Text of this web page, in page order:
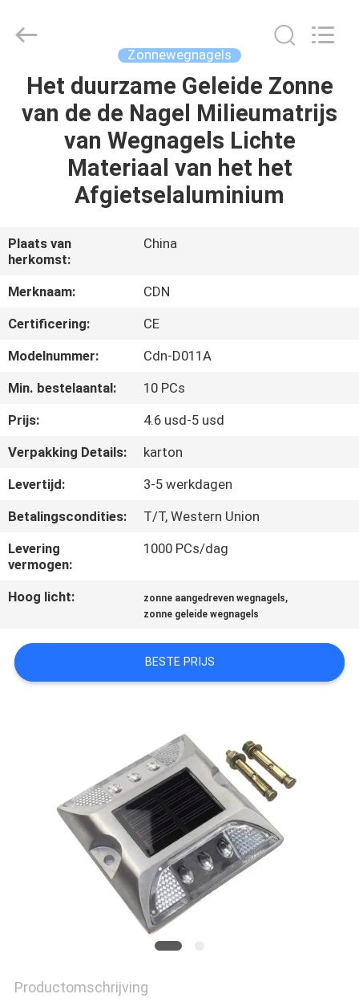
HUIS
PRODUCTEN
FABRIEKSRONDLEIDING
KWALITEITSCONTROLE
NEEM
CONTACT
MET
ONS
OP
NIEUWS
GEVALLEN
OFFERTE
AANVRAGEN
SITEMAP
PRIVACYBELEID
Ltd..
Zonnewegnagels
Het duurzame Geleide Zonne
van de de Nagel Milieumatrijs
van Wegnagels Lichte
Materiaal van het het
Afgietselaluminium
Plaats van
herkomst:
China
Merknaam:
CDN
Certificering:
CE
Modelnummer:
Cdn-D011A
Min. bestelaantal:
10 PCs
Prijs:
4.6 usd-5 usd
Verpakking Details:
karton
Levertijd:
3-5 werkdagen
Betalingscondities:
T/T, Western Union
Levering
vermogen:
1000 PCs/dag
Hoog licht: zonne aangedreven wegnagels,
zonne geleide wegnagels
BESTE PRIJS
Productomschrijving